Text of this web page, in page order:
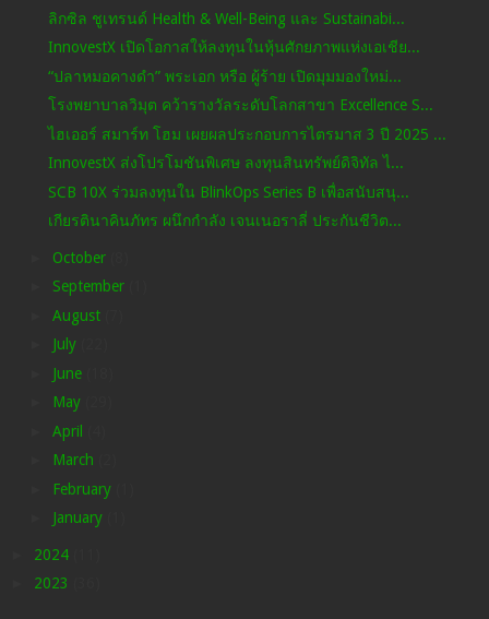
ลิกซิล ชูเทรนด์ Health & Well-Being และ Sustainabi...
InnovestX เปิดโอกาสให้ลงทุนในหุ้นศักยภาพแห่งเอเชีย...
“ปลาหมอคางดำ” พระเอก หรือ ผู้ร้าย เปิดมุมมองใหม่...
โรงพยาบาลวิมุต คว้ารางวัลระดับโลกสาขา Excellence S...
ไฮเออร์ สมาร์ท โฮม เผยผลประกอบการไตรมาส 3 ปี 2025 ...
InnovestX ส่งโปรโมชันพิเศษ ลงทุนสินทรัพย์ดิจิทัล ไ...
SCB 10X ร่วมลงทุนใน BlinkOps Series B เพื่อสนับสนุ...
เกียรตินาคินภัทร ผนึกกำลัง เจนเนอราลี่ ประกันชีวิต...
October
September
August
July
June
May
April
March
February
January
2024
2023